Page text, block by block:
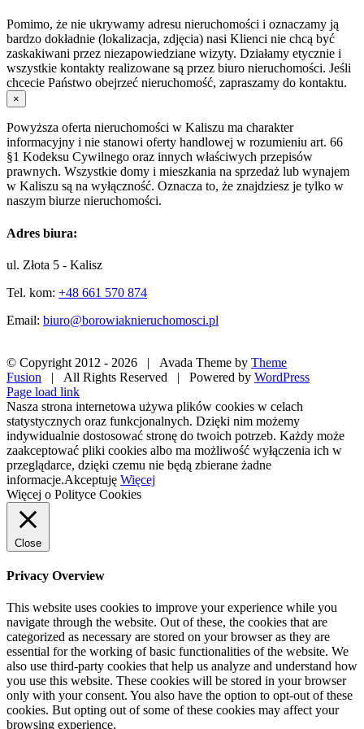
Pomimo, że nie ukrywamy adresu nieruchomości i oznaczamy ją
bardzo dokładnie (lokalizacja, zdjęcia) nasi Klienci nie chcą być
zaskakiwani przez niezapowiedziane wizyty. Działamy etycznie i
wszystkie kontakty realizowane są przez biuro nieruchomości. Jeśli
chcecie Państwo obejrzeć nieruchomość, zapraszamy do kontaktu.
×
Powyższa oferta nieruchomości w Kaliszu ma charakter
informacyjny i nie stanowi oferty handlowej w rozumieniu art. 66
§1 Kodeksu Cywilnego oraz innych właściwych przepisów
prawnych. Wszystkie domy i mieszkania na sprzedaż lub wynajem
w Kaliszu są na wyłączność. Oznacza to, że znajdziesz je tylko w
naszym biurze nieruchomości.
Adres biura:
ul. Złota 5 - Kalisz
Tel. kom: +48 661 570 874
Email: biuro@borowiaknieruchomosci.pl
© Copyright 2012 - 2026 | Avada Theme by Theme
Fusion | All Rights Reserved | Powered by WordPress
Facebook
X
Pinterest
Instagram
Page load link
Nasza strona internetowa używa plików cookies w celach
statystycznych oraz funkcjonalnych. Dzięki nim możemy
indywidualnie dostosować stronę do twoich potrzeb. Każdy może
zaakceptować pliki cookies albo ma możliwość wyłączenia ich w
przeglądarce, dzięki czemu nie będą zbierane żadne
informacje.Akceptuję Więcej
Więcej o Polityce Cookies
Close
Privacy Overview
This website uses cookies to improve your experience while you
navigate through the website. Out of these, the cookies that are
categorized as necessary are stored on your browser as they are
essential for the working of basic functionalities of the website. We
also use third-party cookies that help us analyze and understand how
you use this website. These cookies will be stored in your browser
only with your consent. You also have the option to opt-out of these
cookies. But opting out of some of these cookies may affect your
browsing experience.